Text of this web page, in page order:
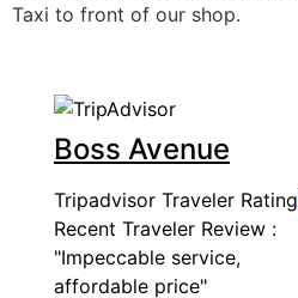
Taxi to front of our shop.
Boss Avenue
Tripadvisor Traveler Rating
Recent Traveler Review :
"Impeccable service,
affordable price"